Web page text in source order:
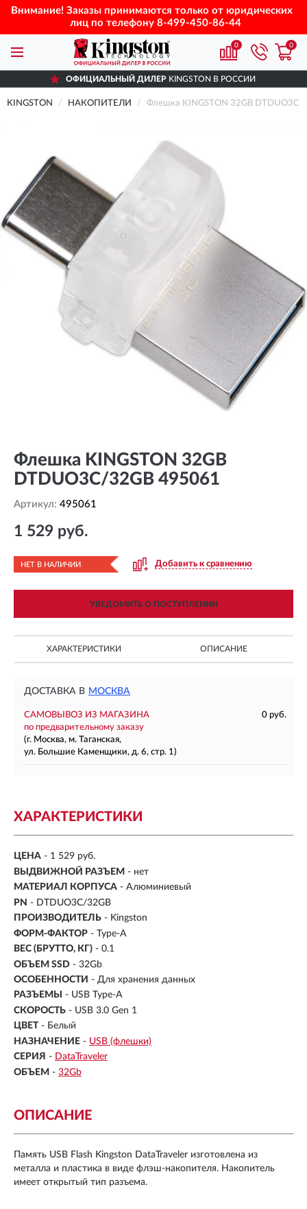
Внимание! Заказы принимаются только от юридических
лиц по телефону 8-499-450-86-44
0 0
ОФИЦИАЛЬНЫЙ ДИЛЕР KINGSTON В РОССИИ
KINGSTON НАКОПИТЕЛИ Флешка KINGSTON 32GB DTDUO3C/
Флешка KINGSTON 32GB
DTDUO3C/32GB 495061
Артикул: 495061
1 529 руб.
НЕТ В НАЛИЧИИ Добавить к сравнению
УВЕДОМИТЬ О ПОСТУПЛЕНИИ
ХАРАКТЕРИСТИКИ ОПИСАНИЕ
ДОСТАВКА В МОСКВА
САМОВЫВОЗ ИЗ МАГАЗИНА
0 руб.
по предварительному заказу
(г. Москва, м. Таганская,
ул. Большие Каменщики, д. 6, стр. 1)
ХАРАКТЕРИСТИКИ
ЦЕНА - 1 529 руб.
ВЫДВИЖНОЙ РАЗЪЕМ - нет
МАТЕРИАЛ КОРПУСА - Алюминиевый
PN - DTDUO3C/32GB
ПРОИЗВОДИТЕЛЬ - Kingston
ФОРМ-ФАКТОР - Type-A
ВЕС (БРУТТО, КГ) - 0.1
ОБЪЕМ SSD - 32Gb
ОСОБЕННОСТИ - Для хранения данных
РАЗЪЕМЫ
- USB Type-A
СКОРОСТЬ - USB 3.0 Gen 1
ЦВЕТ - Белый
НАЗНАЧЕНИЕ - USB (флешки)
СЕРИЯ - DataTraveler
ОБЪЕМ - 32Gb
ОПИСАНИЕ
Память USB Flash Kingston DataTraveler изготовлена из
металла и пластика в виде флэш-накопителя. Накопитель
имеет открытый тип разъема.